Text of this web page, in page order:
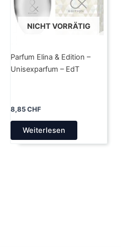
NICHT VORRÄTIG
Parfum Elina & Edition –
Unisexparfum – EdT
8,85CHF
Weiterlesen